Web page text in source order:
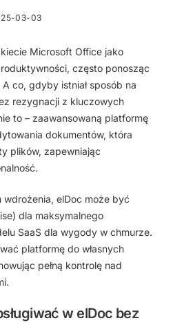
03-03
Microsoft Office jako
często ponosząc
co, gdyby istniał sposób na
rezygnacji z kluczowych
to – zaawansowaną platformę
dokumentów, która
plików, zapewniając
elDoc może być
dla maksymalnego
SaaS dla wygody w chmurze.
platformę do własnych
pełną kontrolę nad
w elDoc bez